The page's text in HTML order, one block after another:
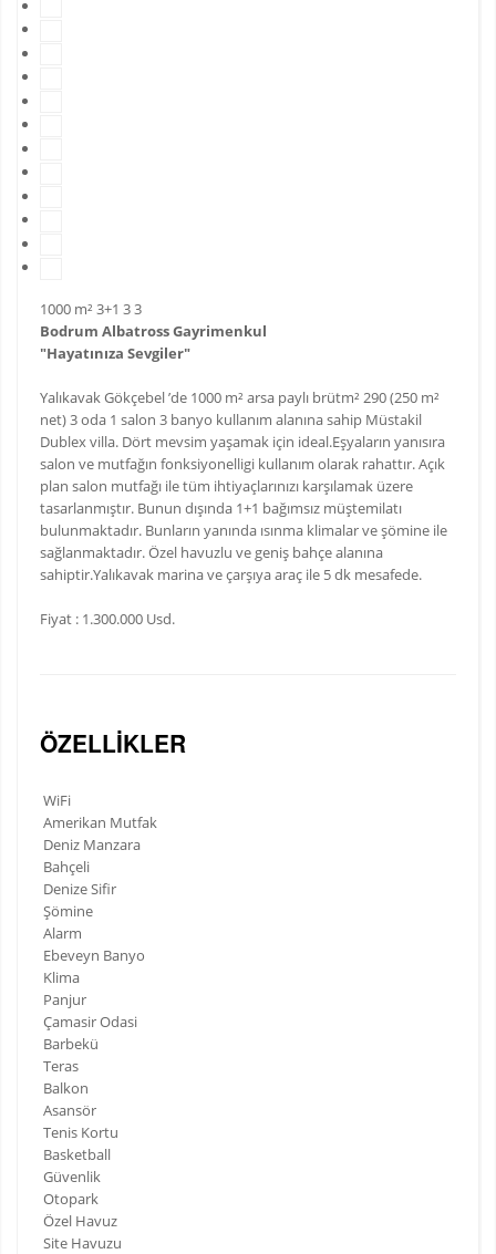
1000 m² 3+1 33
Bodrum Albatross Gayrimenkul
"Hayatınıza Sevgiler"
Yalıkavak Gökçebel ’de 1000 m² arsa paylı brütm² 290 (250 m²
net) 3 oda 1 salon 3 banyo kullanım alanına sahip Müstakil
Dublex villa. Dört mevsim yaşamak için ideal.Eşyaların yanısıra
salon ve mutfağın fonksiyonelligi kullanım olarak rahattır. Açık
plan salon mutfağı ile tüm ihtiyaçlarınızı karşılamak üzere
tasarlanmıştır. Bunun dışında 1+1 bağımsız müştemilatı
bulunmaktadır. Bunların yanında ısınma klimalar ve şömine ile
sağlanmaktadır. Özel havuzlu ve geniş bahçe alanına
sahiptir.Yalıkavak marina ve çarşıya araç ile 5 dk mesafede.
Fiyat : 1.300.000 Usd.
ÖZELLIKLER
WiFi
Amerikan Mutfak
Deniz Manzara
Bahçeli
Denize Sifir
Şömine
Alarm
Ebeveyn Banyo
Klima
Panjur
Çamasir Odasi
Barbekü
Teras
Balkon
Asansör
Tenis Kortu
Basketball
Güvenlik
Otopark
Özel Havuz
Site Havuzu